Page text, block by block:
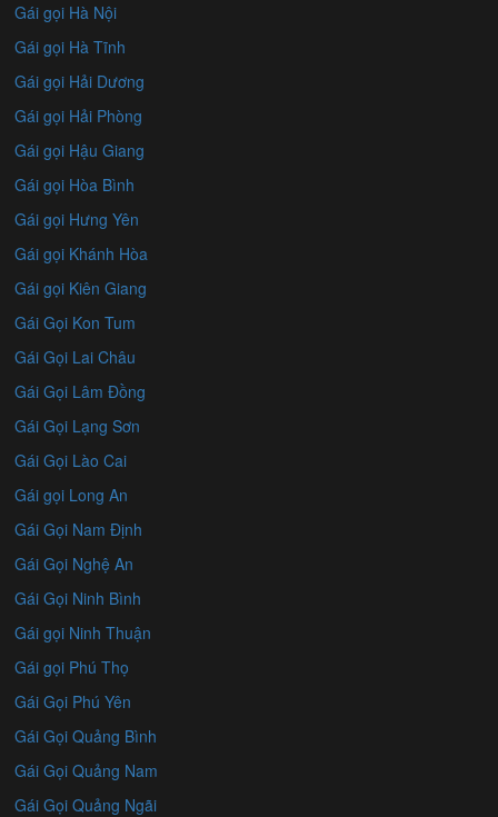
Gái gọi Hà Nội
Gái gọi Hà Tĩnh
Gái gọi Hải Dương
Gái gọi Hải Phòng
Gái gọi Hậu Giang
Gái gọi Hòa Bình
Gái gọi Hưng Yên
Gái gọi Khánh Hòa
Gái gọi Kiên Giang
Gái Gọi Kon Tum
Gái Gọi Lai Châu
Gái Gọi Lâm Đồng
Gái Gọi Lạng Sơn
Gái Gọi Lào Cai
Gái gọi Long An
Gái Gọi Nam Định
Gái Gọi Nghệ An
Gái Gọi Ninh Bình
Gái gọi Ninh Thuận
Gái gọi Phú Thọ
Gái Gọi Phú Yên
Gái Gọi Quảng Bình
Gái Gọi Quảng Nam
Gái Gọi Quảng Ngãi